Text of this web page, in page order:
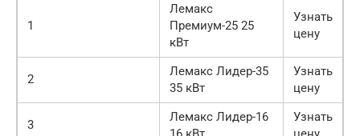
1
Лемакс
Премиум-25 25
кВт
Узнать
цену
2
Лемакс Лидер-35
35 кВт
Узнать
цену
3
Лемакс Лидер-16
Узнать